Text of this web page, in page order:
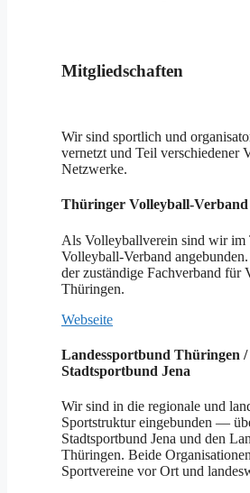
Mitgliedschaften
Wir sind sportlich und
vernetzt und Teil verschiedener
Netzwerke.
Thüringer Volleyball-
Als Volleyballverein sind wir im
Volleyball-Verband
der zuständige Fachverband für
Thüringen.
Webseite
Landessportbund Thüringen /
Stadtsportbund Jena
Wir sind in die regionale und
Sportstruktur eingebunden —
Stadtsportbund Jena und den
Thüringen. Beide
Sportvereine vor Ort und